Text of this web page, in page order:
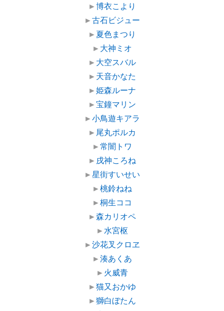
►博衣こより
►古石ビジュー
► 夏色まつり
► 大神ミオ
► 大空スバル
► 天音かなた
►姫森ルーナ
►宝鐘マリン
►小鳥遊キアラ
► 尾丸ポルカ
►常闇トワ
► 戌神ころね
►星街すいせい
►桃鈴ねね
►桐生ココ
►森カリオペ
► 水宮枢
►沙花叉クロヱ
►湊あくあ
► 火威青
►猫又おかゆ
►獅白ぼたん